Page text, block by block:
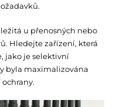
u přenosných nebo
Hledejte zařízení, která
jako je selektivní
byla maximalizována